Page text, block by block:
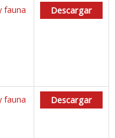
fauna Descargar
fauna Descargar